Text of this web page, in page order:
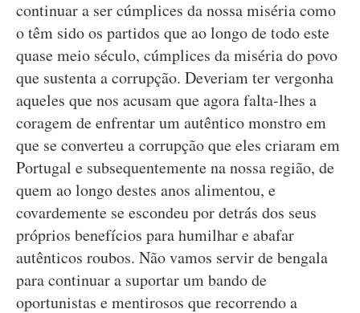
continuar a ser cúmplices da nossa miséria como
o têm sido os partidos que ao longo de todo este
quase meio século, cúmplices da miséria do povo
que sustenta a corrupção. Deveriam ter vergonha
aqueles que nos acusam que agora falta-lhes a
coragem de enfrentar um autêntico monstro em
que se converteu a corrupção que eles criaram em
Portugal e subsequentemente na nossa região, de
quem ao longo destes anos alimentou, e
covardemente se escondeu por detrás dos seus
próprios benefícios para humilhar e abafar
autênticos roubos. Não vamos servir de bengala
para continuar a suportar um bando de
oportunistas e mentirosos que recorrendo a